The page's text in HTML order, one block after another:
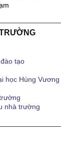
tạo
học Hùng Vương
nhà trường